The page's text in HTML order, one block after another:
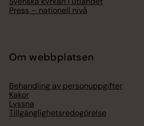
Press – nationell nivå
Om webbplatsen
Behandling av personuppgifter
Kakor
Lyssna
Tillgänglighetsredogörelse